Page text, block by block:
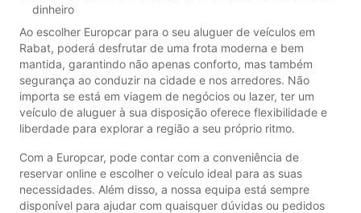
dinheiro
Ao escolher Europcar para o seu aluguer de veículos em
Rabat, poderá desfrutar de uma frota moderna e bem
mantida, garantindo não apenas conforto, mas também
segurança ao conduzir na cidade e nos arredores. Não
importa se está em viagem de negócios ou lazer, ter um
veículo de aluguer à sua disposição oferece flexibilidade e
liberdade para explorar a região a seu próprio ritmo.
Com a Europcar, pode contar com a conveniência de
reservar online e escolher o veículo ideal para as suas
necessidades. Além disso, a nossa equipa está sempre
disponível para ajudar com quaisquer dúvidas ou pedidos